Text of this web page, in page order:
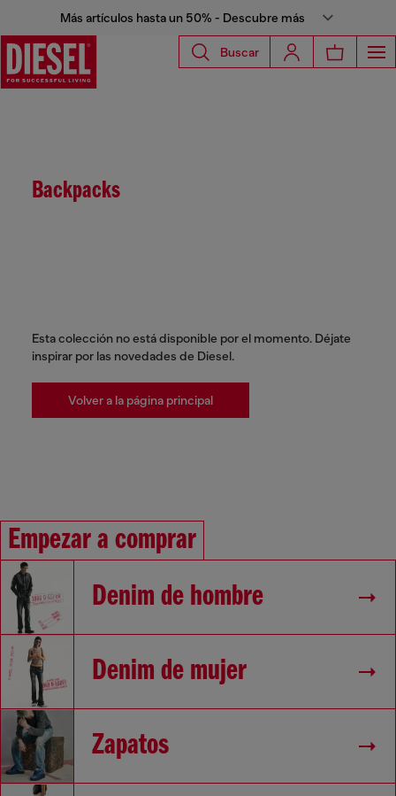
Más artículos hasta un 50% - Descubre más
Buscar
Backpacks
Esta colección no está disponible por el momento. Déjate
inspirar por las novedades de Diesel.
Volver a la página principal
Empezar a comprar
Denim de hombre
Denim de mujer
Zapatos